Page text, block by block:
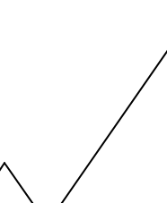
Data ranges from -
Data ranges from -